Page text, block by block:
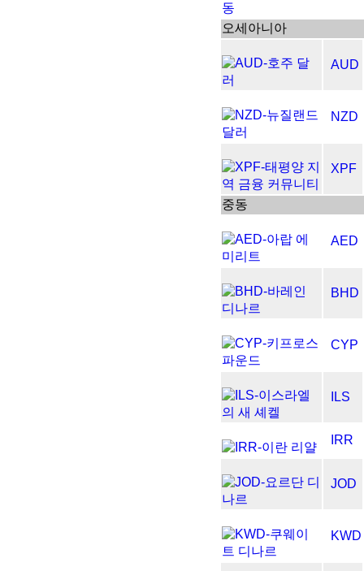
오세아니아
AUD
NZD
XPF
중동
AED
BHD
CYP
ILS
IRR
JOD
KWD